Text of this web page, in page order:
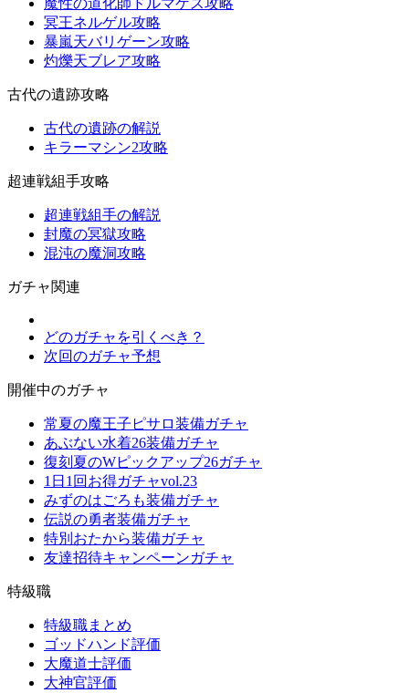
魔性の道化師ドルマゲス攻略
冥王ネルゲル攻略
暴嵐天バリゲーン攻略
灼爍天ブレア攻略
古代の遺跡攻略
古代の遺跡の解説
キラーマシン2攻略
超連戦組手攻略
超連戦組手の解説
封魔の冥獄攻略
混沌の魔洞攻略
ガチャ関連
どのガチャを引くべき？
次回のガチャ予想
開催中のガチャ
常夏の魔王子ピサロ装備ガチャ
あぶない水着26装備ガチャ
復刻夏のWピックアップ26ガチャ
1日1回お得ガチャvol.23
みずのはごろも装備ガチャ
伝説の勇者装備ガチャ
特別おたから装備ガチャ
友達招待キャンペーンガチャ
特級職
特級職まとめ
ゴッドハンド評価
大魔道士評価
大神官評価